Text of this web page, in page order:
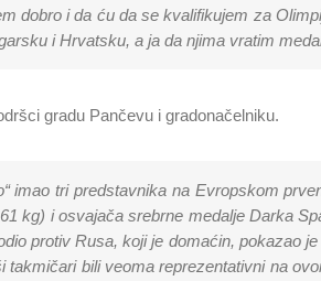
dobro i da ću da se kvalifikujem za
i Hrvatsku, a ja da njima vratim
gradu Pančevu i gradonačelniku.
imao tri predstavnika na Evropskom
kg) i osvajača srebrne medalje Darka
protiv Rusa, koji je domaćin, pokazao
bili veoma reprezentativni na